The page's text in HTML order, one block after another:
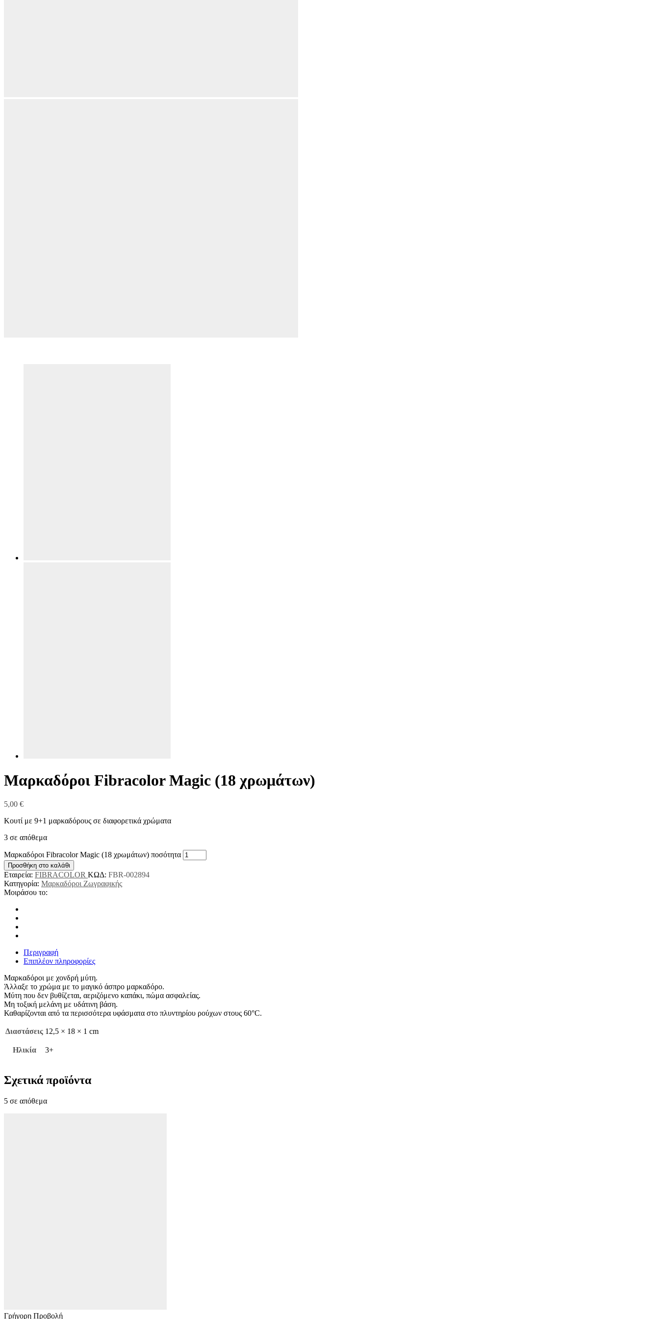
Μαρκαδόροι Fibracolor Magic (18 χρωμάτων)
5,00 €
Κουτί με 9+1 μαρκαδόρους σε διαφορετικά χρώματα
3 σε απόθεμα
Μαρκαδόροι Fibracolor Magic (18 χρωμάτων) ποσότητα
Προσθήκη στο καλάθι
Εταιρεία: FIBRACOLOR ΚΩΔ: FBR-002894
Κατηγορία: Μαρκαδόροι Ζωγραφικής
Μοιράσου το:
Περιγραφή
Επιπλέον πληροφορίες
Μαρκαδόροι με χονδρή μύτη.
Άλλαξε το χρώμα με το μαγικό άσπρο μαρκαδόρο.
Μύτη που δεν βυθίζεται, αεριζόμενο καπάκι, πώμα ασφαλείας.
Μη τοξική μελάνη με υδάτινη βάση.
Καθαρίζονται από τα περισσότερα υφάσματα στο πλυντηρίου ρούχων στους 60°C.
Διαστάσεις 12,5 × 18 × 1 cm
Ηλικία 3+
Σχετικά προϊόντα
5 σε απόθεμα
Γρήγορη Προβολή